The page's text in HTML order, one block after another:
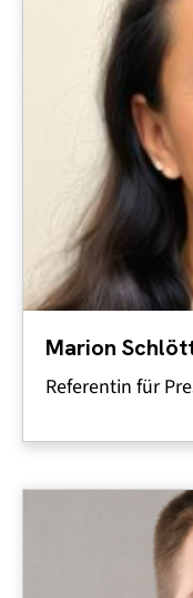
Marion
Referentin für